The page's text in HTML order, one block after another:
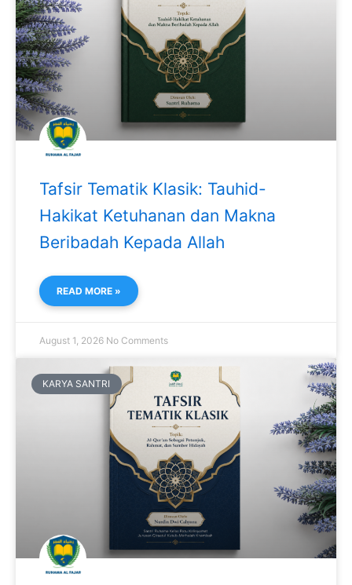
Tafsir Tematik Klasik: Tauhid-
Hakikat Ketuhanan dan Makna
Beribadah Kepada Allah
READ MORE »
August 1, 2026 No Comments
KARYA SANTRI